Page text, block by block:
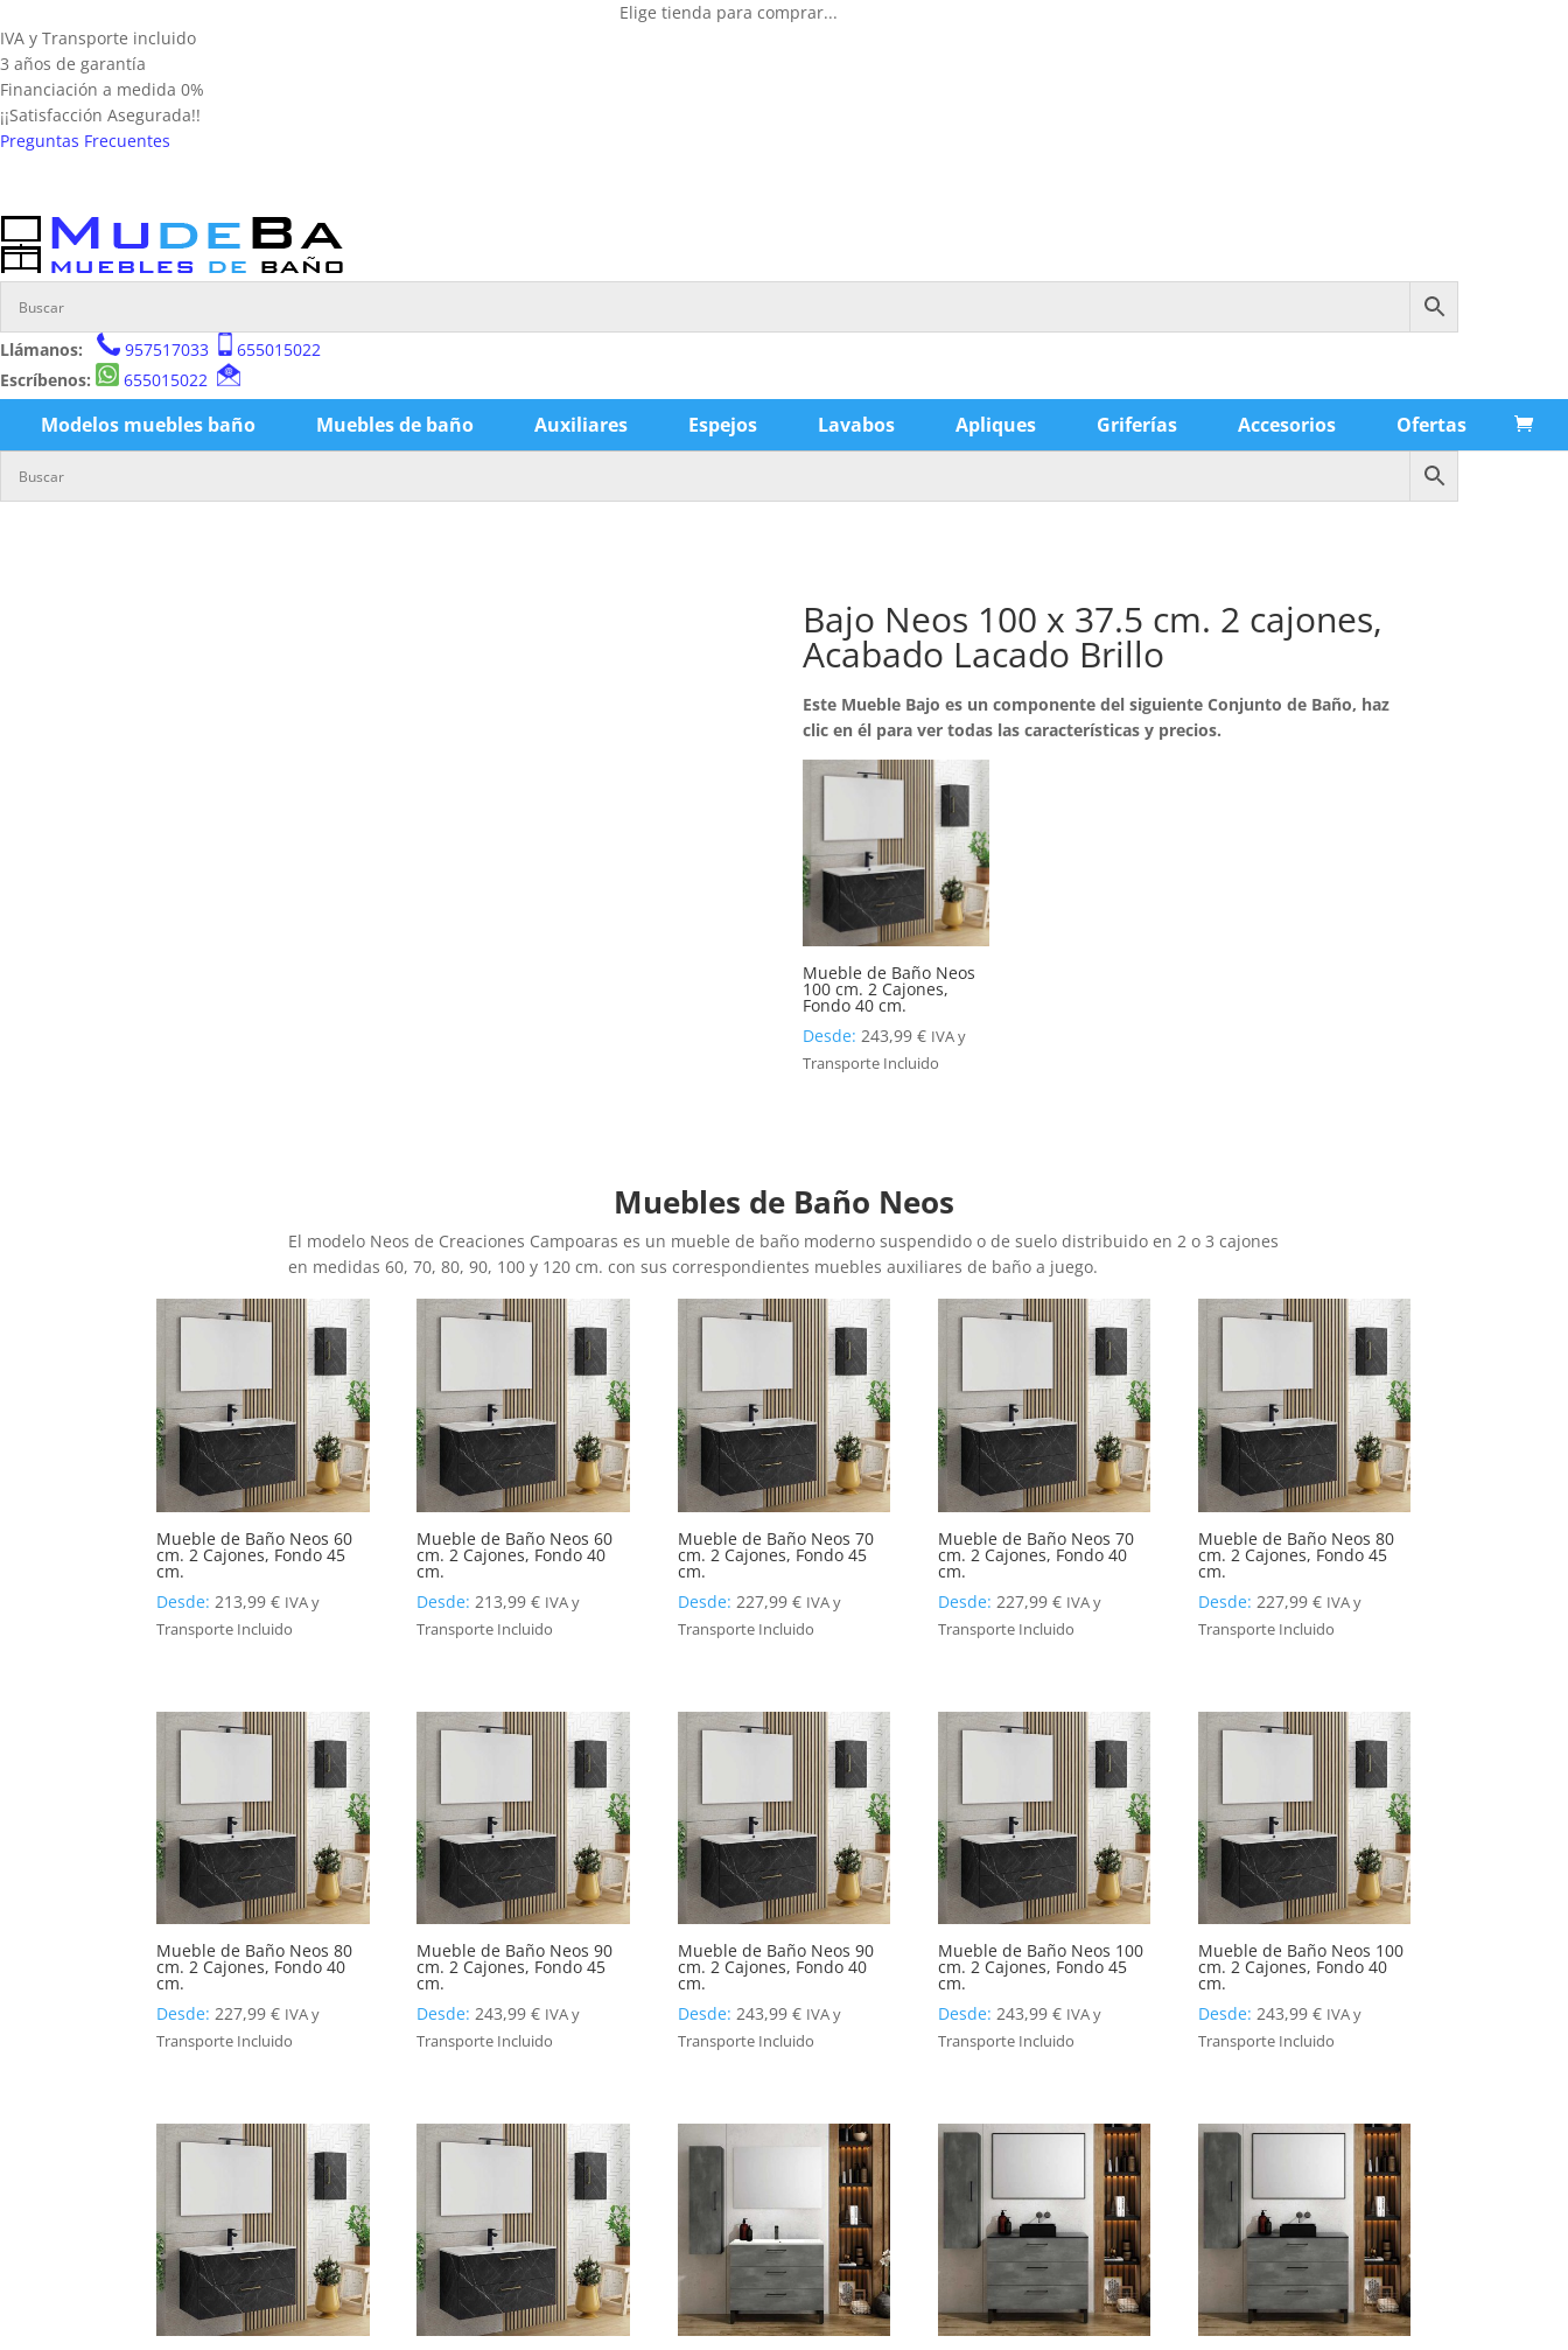
Elige tienda para comprar...
IVA y Transporte incluido
3 años de garantía
Financiación a medida 0%
¡¡Satisfacción Asegurada!!
Preguntas Frecuentes
Llámanos: 957517033
655015022
Escríbenos:
655015022
Modelos muebles baño Muebles de baño Auxiliares Espejos Lavabos Apliques Griferías Accesorios Ofertas
Bajo Neos 100 x 37.5 cm. 2 cajones,
Acabado Lacado Brillo
Este Mueble Bajo es un componente del siguiente Conjunto de Baño, haz
clic en él para ver todas las características y precios.
Mueble de Baño Neos
100 cm. 2 Cajones,
Fondo 40 cm.
Desde:243,99€ IVA y
Transporte Incluido
Muebles de Baño Neos
El modelo Neos de Creaciones Campoaras es un mueble de baño moderno suspendido o de suelo distribuido en 2 o 3 cajones
en medidas 60, 70, 80, 90, 100 y 120 cm. con sus correspondientes muebles auxiliares de baño a juego.
Mueble de Baño Neos 60
cm. 2 Cajones, Fondo 45
cm.
Desde: 213,99€ IVA y
Transporte Incluido
Mueble de Baño Neos 60
cm. 2 Cajones, Fondo 40
cm.
Desde: 213,99€ IVA y
Transporte Incluido
Mueble de Baño Neos 70
cm. 2 Cajones, Fondo 45
cm.
Desde: 227,99 € IVA y
Transporte Incluido
Mueble de Baño Neos 70
cm. 2 Cajones, Fondo 40
cm.
Desde: 227,99 € IVA y
Transporte Incluido
Mueble de Baño Neos 80
cm. 2 Cajones, Fondo 45
cm.
Desde: 227,99 € IVA y
Transporte Incluido
Mueble de Baño Neos 80
cm. 2 Cajones, Fondo 40
cm.
Desde:227,99€ IVA y
Transporte Incluido
Mueble de Baño Neos 90
cm. 2 Cajones, Fondo 45
cm.
Desde:243,99€ IVA y
Transporte Incluido
Mueble de Baño Neos 90
cm. 2 Cajones, Fondo 40
cm.
Desde: 243,99 € IVA y
Transporte Incluido
Mueble de Baño Neos 100
cm. 2 Cajones, Fondo 45
cm.
Desde: 243,99 € IVA y
Transporte Incluido
Mueble de Baño Neos 100
cm. 2 Cajones, Fondo 40
cm.
Desde: 243,99 € IVA y
Transporte Incluido